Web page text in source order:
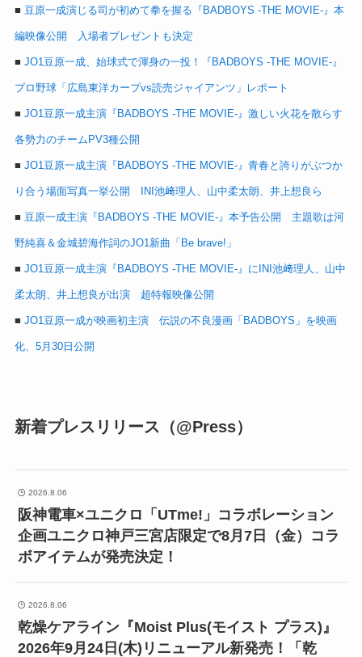
■ 豆原一成演じる司が初めて拳を握る『BADBOYS -THE MOVIE-』本
編映像公開 入場者プレゼントも決定
■ JO1豆原一成、始球式で渾身の一投！『BADBOYS -THE MOVIE-』
プロ野球「広島東洋カープvs読売ジャイアンツ」レポート
■ JO1豆原一成主演『BADBOYS -THE MOVIE-』激しい火花を散らす
各勢力のチームPV3種公開
■ JO1豆原一成主演『BADBOYS -THE MOVIE-』青春と誇りがぶつか
り合う場面写真一挙公開 INI池﨑理人、山中柔太朗、井上想良ら
■ 豆原一成主演『BADBOYS -THE MOVIE-』本予告公開 主題歌は河
野純喜＆金城碧海作詞のJO1新曲「Be brave!」
■ JO1豆原一成主演『BADBOYS -THE MOVIE-』にINI池﨑理人、山中
柔太朗、井上想良が出演 超特報映像公開
■ JO1豆原一成が映画初主演 伝説の不良漫画「BADBOYS」を映画
化、5月30日公開
新着プレスリリース（@Press）
2026.8.06
阪神電車×ユニクロ「UTme!」コラボレーション
企画ユニクロ神戸三宮店限定で8月7日（金）コラ
ボアイテムが発売決定！
2026.8.06
乾燥ケアライン『Moist Plus(モイスト プラス)』
2026年9月24日(木)リニューアル新発売！「乾